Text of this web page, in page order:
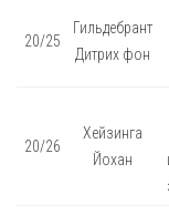
20/25
Гильдебрант
Дитрих фон
20/26
Хейзинга
Йохан